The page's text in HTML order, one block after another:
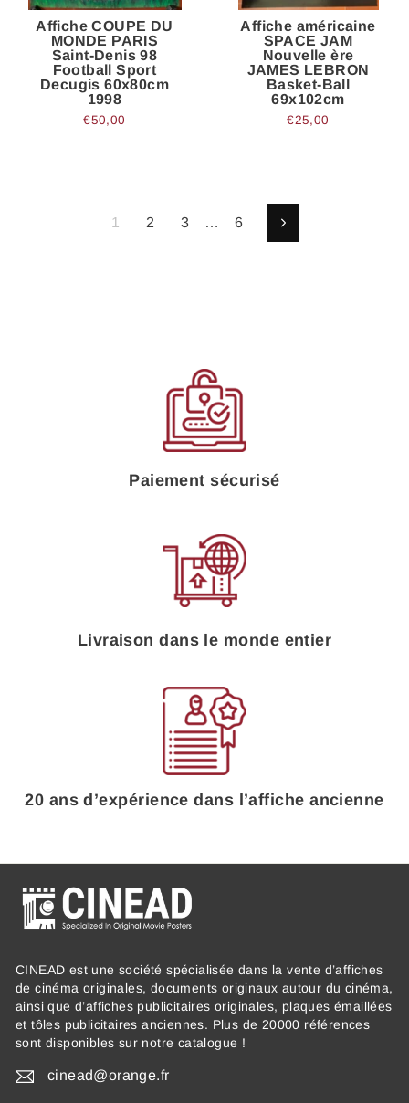
Affiche COUPE DU
MONDE PARIS
Saint-Denis 98
Football Sport
Decugis 60x80cm
1998
€50,00
Affiche américaine
SPACE JAM
Nouvelle ère
JAMES LEBRON
Basket-Ball
69x102cm
€25,00
1 2 3 … 6 Suivant
Paiement sécurisé
Livraison dans le monde entier
20 ans d’expérience dans l’affiche ancienne
CINEAD est une société spécialisée dans la vente d’affiches
de cinéma originales, documents originaux autour du cinéma,
ainsi que d’affiches publicitaires originales, plaques émaillées
et tôles publicitaires anciennes. Plus de 20000 références
sont disponibles sur notre catalogue !
cinead@orange.fr